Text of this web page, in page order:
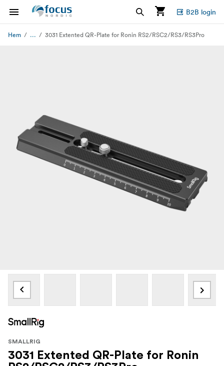
B2B login
Hem ... 3031 Extented QR-Plate for Ronin RS2/RSC2/RS3/RS3Pro
SMALLRIG
3031 Extented QR-Plate for Ronin